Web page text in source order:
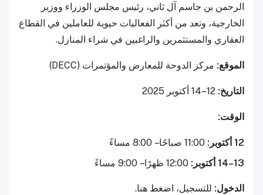
الرحمن بن جاسم آل ثاني، رئيس مجلس الوزراء ووزير
الخارجية، وتعد من أكثر الفعاليات حيوية للعاملين في القطاع
العقاري والمستثمرين والراغبين في شراء المنازل.
الموقع: مركز الدوحة للمعارض والمؤتمرات (DECC)
التاريخ:
الوقت:
12 أكتوبر:
13–14 أكتوبر:
الدخول: للتسجيل، اضغط هنا.